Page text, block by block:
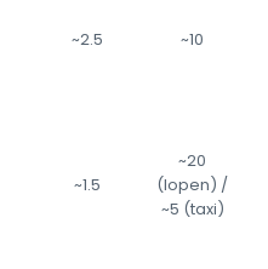
~2.5 ~10
~1.5
~20
(lopen) /
~5 (taxi)